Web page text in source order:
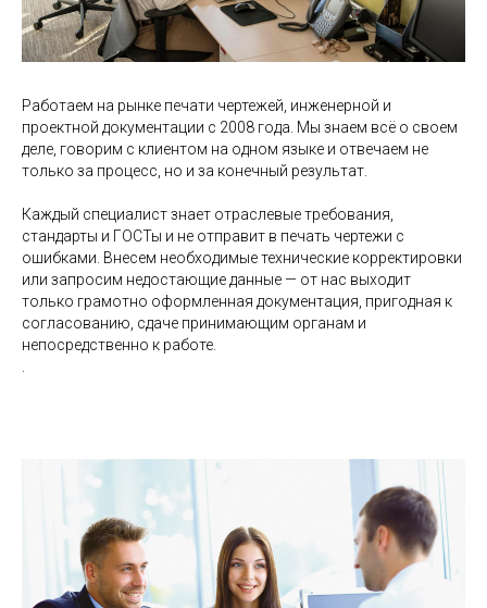
Работаем на рынке печати чертежей, инженерной и
проектной документации с 2008 года. Мы знаем всё о своем
деле, говорим с клиентом на одном языке и отвечаем не
только за процесс, но и за конечный результат.
Каждый специалист знает отраслевые требования,
стандарты и ГОСТы и не отправит в печать чертежи с
ошибками. Внесем необходимые технические корректировки
или запросим недостающие данные — от нас выходит
только грамотно оформленная документация, пригодная к
согласованию, сдаче принимающим органам и
непосредственно к работе.